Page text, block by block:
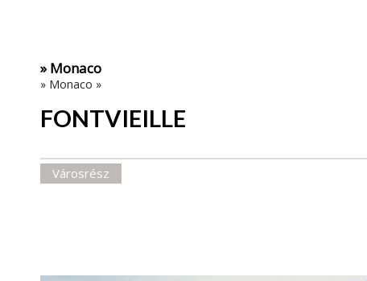
» Monaco
» Monaco »
FONTVIEILLE
Városrész